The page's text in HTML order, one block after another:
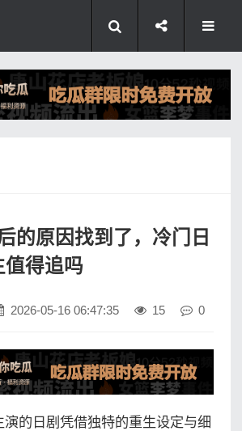
的原因找到了，冷门日
值得追吗
2026-05-16 06:47:35 15 0
的日剧凭借独特的重生设定与细